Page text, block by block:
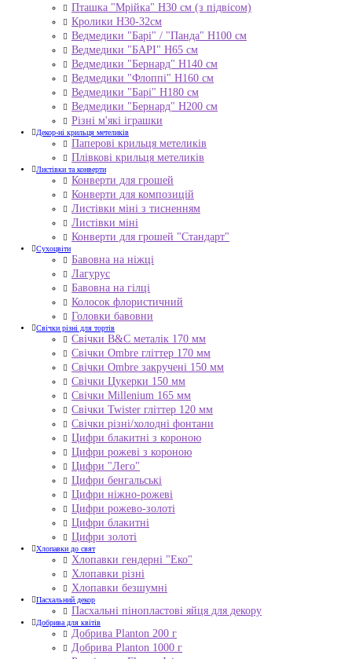
Пташка "Мрійка" Н30 см (з підвісом)
Кролики Н30-32см
Ведмедики "Барі" / "Панда" Н100 см
Ведмедики "БАРІ" Н65 см
Ведмедики "Бернард" Н140 см
Ведмедики "Флоппі" Н160 см
Ведмедики "Барі" Н180 см
Ведмедики "Бернард" Н200 см
Різні м'які іграшки
Декор-ні крильця метеликів
Паперові крильця метеликів
Плівкові крильця метеликів
Листівки та конверти
Конверти для грошей
Конверти для композицій
Листівки міні з тисненням
Листівки міні
Конверти для грошей "Стандарт"
Сухоцвіти
Бавовна на ніжці
Лагурус
Бавовна на гілці
Колосок флористичний
Головки бавовни
Свічки різні для тортів
Свічки B&C металік 170 мм
Свічки Ombre гліттер 170 мм
Свічки Ombre закручені 150 мм
Свічки Цукерки 150 мм
Свічки Millenium 165 мм
Свічки Twister гліттер 120 мм
Свічки різні/холодні фонтани
Цифри блакитні з короною
Цифри рожеві з короною
Цифри "Лего"
Цифри бенгальські
Цифри ніжно-рожеві
Цифри рожево-золоті
Цифри блакитні
Цифри золоті
Хлопавки до свят
Хлопавки гендерні "Еко"
Хлопавки різні
Хлопавки безшумні
Пасхальний декор
Пасхальні пінопластові яйця для декору
Добрива для квітів
Добрива Planton 200 г
Добрива Planton 1000 г